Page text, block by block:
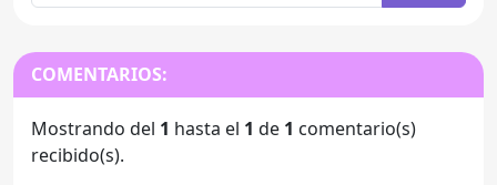
COMENTARIOS:
Mostrando del 1 hasta el 1 de 1 comentario(s)
recibido(s).